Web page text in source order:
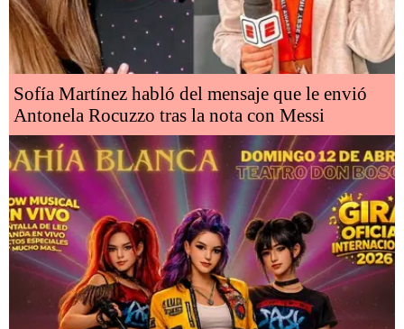
Sofía Martínez habló del mensaje que le envió
Antonela Rocuzzo tras la nota con Messi